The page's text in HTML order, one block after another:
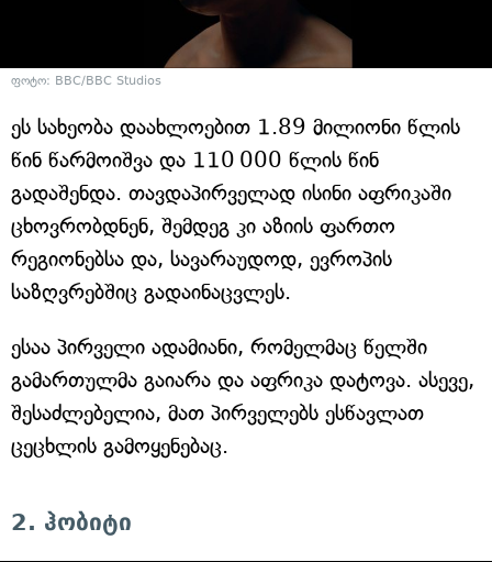
ფოტო: BBC/BBC Studios
ეს სახეობა დაახლოებით 1.89 მილიონი წლის
წინ წარმოიშვა და 110 000 წლის წინ
გადაშენდა. თავდაპირველად ისინი აფრიკაში
ცხოვრობდნენ, შემდეგ კი აზიის ფართო
რეგიონებსა და, სავარაუდოდ, ევროპის
საზღვრებშიც გადაინაცვლეს.
ესაა პირველი ადამიანი, რომელმაც წელში
გამართულმა გაიარა და აფრიკა დატოვა. ასევე,
შესაძლებელია, მათ პირველებს ესწავლათ
ცეცხლის გამოყენებაც.
2. ჰობიტი